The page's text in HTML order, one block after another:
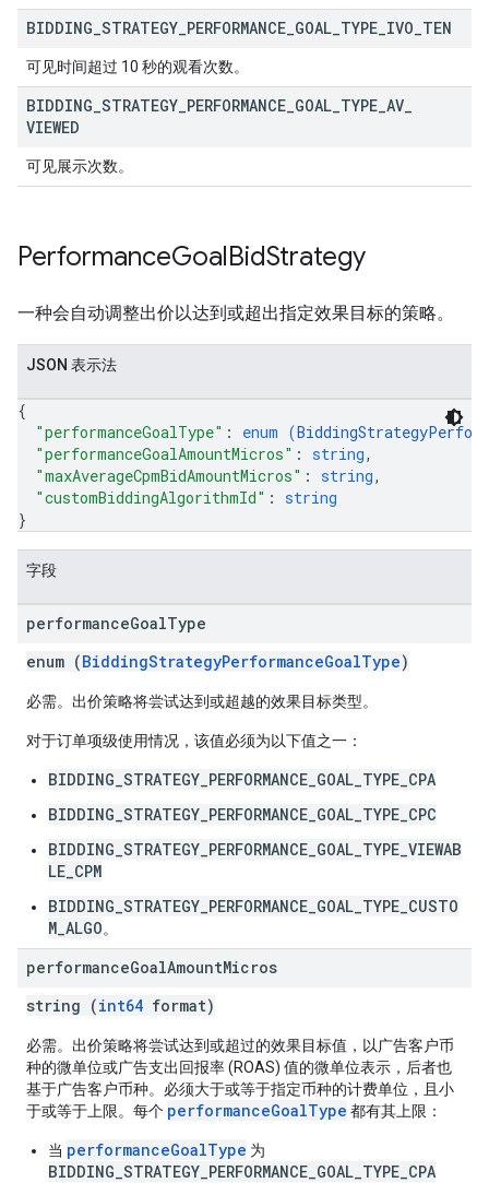
BIDDING STRATEGY PERFORMANCE GOAL TYPE IVO TEN
可见时间超过 10 秒的观看次数。
BIDDING STRATEGY PERFORMANCE GOAL TYPE AV
VIEWED
可见展示次数。
PerformanceGoalBidStrategy
一种会自动调整出价以达到或超出指定效果目标的策略。
JSON 表示法
{
"performanceGoalType" : enum (
"performanceGoalAmountMicros" : string,
"maxAverageCpmBidAmountMicros" : string,
"customBiddingAlgorithmId" : string
}
字段
performanceGoalType
enum (BiddingStrategyPerformanceGoalType)
必需。出价策略将尝试达到或超越的效果目标类型。
对于订单项级使用情况，该值必须为以下值之一：
BIDDING_STRATEGY_PERFORMANCE_GOAL_TYPE_CPA
BIDDING_STRATEGY_PERFORMANCE_GOAL_TYPE_CPC
BIDDING_STRATEGY_PERFORMANCE_GOAL_TYPE_VIEWAB
LE_CPM
BIDDING_STRATEGY_PERFORMANCE_GOAL_TYPE_CUSTO
M_ALGO。
performanceGoalAmountMicros
string (int64 format)
必需。出价策略将尝试达到或超过的效果目标值，以广告客户币
种的微单位或广告支出回报率 (ROAS) 值的微单位表示，后者也
基于广告客户币种。必须大于或等于指定币种的计费单位，且小
于或等于上限。每个 performanceGoalType 都有其上限：
当 performanceGoalType 为
BIDDING_STRATEGY_PERFORMANCE_GOAL_TYPE_CPA